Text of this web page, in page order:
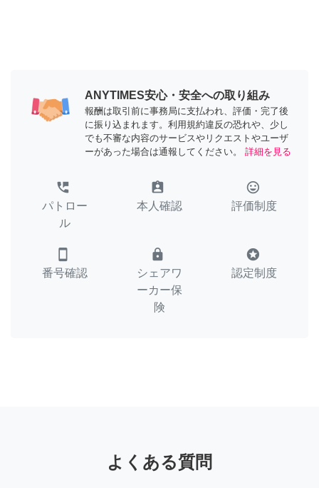
ANYTIMES安心・安全への取り組み
報酬は取引前に事務局に支払われ、評価・完了後
に振り込まれます。利用規約違反の恐れや、少し
でも不審な内容のサービスやリクエストやユーザ
ーがあった場合は通報してください。
詳細を見る
perm_phone_msg
パトロー
ル
assignment_ind
本人確認
tag_faces
評価制度
smartphone
番号確認
lock
シェアワ
ーカー保
険
stars
認定制度
よくある質問